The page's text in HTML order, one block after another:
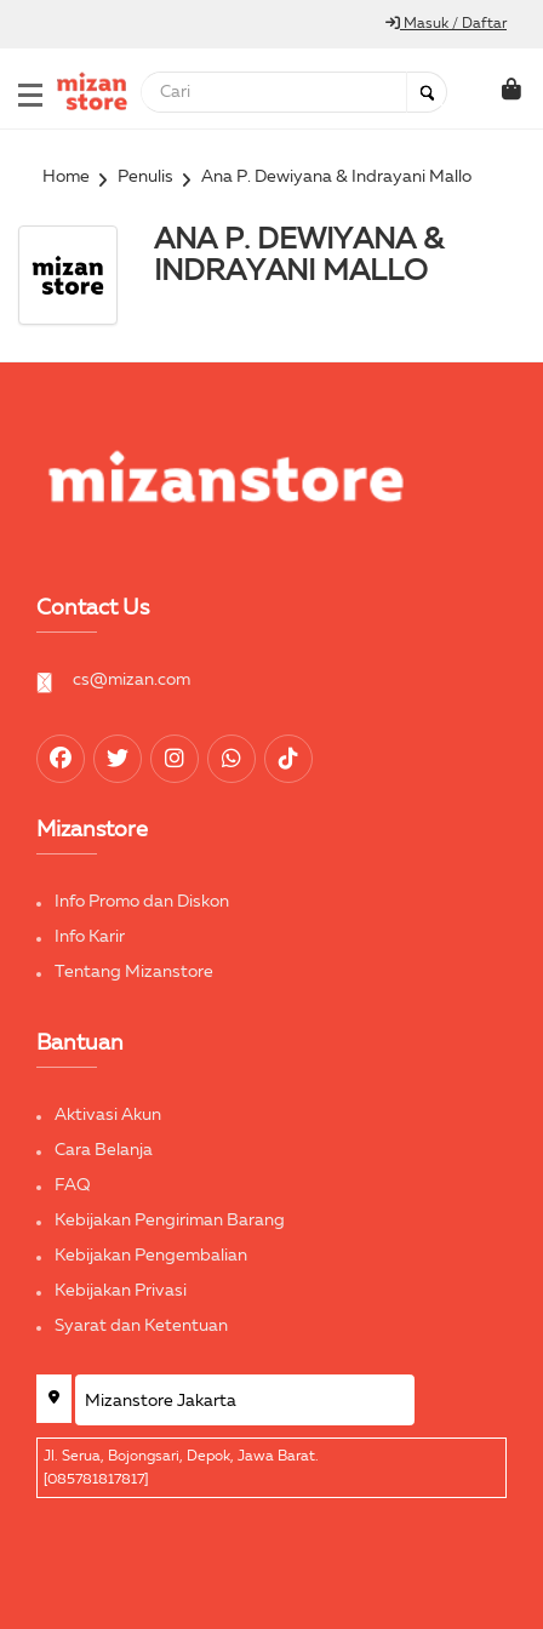
Masuk / Daftar
Home Penulis Ana P. Dewiyana & Indrayani Mallo
ANA P. DEWIYANA &
INDRAYANI MALLO
Contact Us
cs@mizan.com
Mizanstore
Info Promo dan Diskon
Info Karir
Tentang Mizanstore
Bantuan
Aktivasi Akun
Cara Belanja
FAQ
Kebijakan Pengiriman Barang
Kebijakan Pengembalian
Kebijakan Privasi
Syarat dan Ketentuan
Jl. Serua, Bojongsari, Depok, Jawa Barat.
[085781817817]